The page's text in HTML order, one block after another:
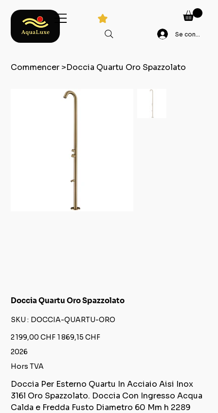
Se connecter
Commencer >Doccia Quartu Oro Spazzolato
Doccia Quartu Oro Spazzolato
SKU : SKU
DOCCIA-
ORO
DOCCIA-QUARTU-ORO
Prix
d’origine
2 199,00 CHF Prix
promotionnel
1 869,15 CHF
2026
Hors TVA
Doccia Per Esterno Quartu In Acciaio Aisi Inox
316l Oro Spazzolato. Doccia Con Ingresso Acqua
Calda e Fredda Fusto Diametro 60 Mm h 2289